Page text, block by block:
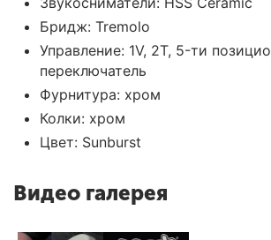
Бридж: Tremolo
Управление: 1V, 2T, 5-ти
переключатель
Фурнитура: хром
Колки: хром
Цвет: Sunburst
Видео галерея